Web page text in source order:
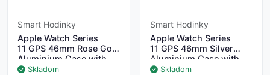
Smart Hodinky
Apple Watch Series
11 GPS 46mm Rose Gold
Aluminium Case with
Light Blush Sport Band -
Skladom
Smart Hodinky
Apple Watch Series
11 GPS 46mm Silver
Aluminium Case with
Purple Fog Sport Band -
Skladom